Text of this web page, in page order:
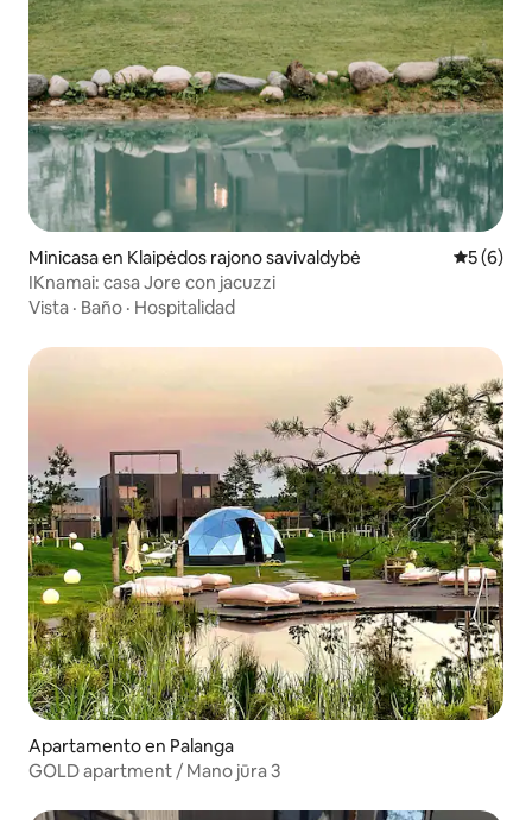
Minicasa en Klaipėdos rajono savivaldybė
5 (6)
IKnamai: casa Jore con jacuzzi
Vista · Baño · Hospitalidad
Apartamento en Palanga
GOLD apartment / Mano jūra 3